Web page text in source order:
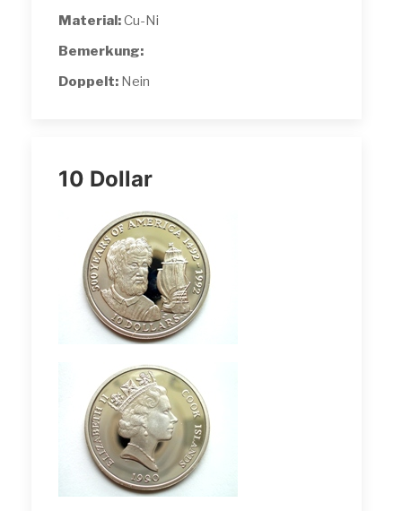
Material:Cu-Ni
Bemerkung:
Doppelt: Nein
10 Dollar